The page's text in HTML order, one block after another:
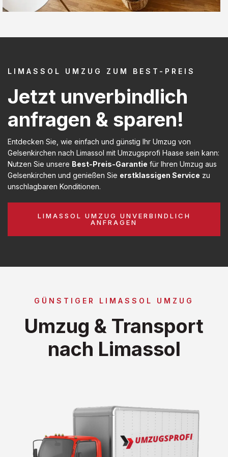
LIMASSOL UMZUG ZUM BEST-PREIS
Jetzt unverbindlich
anfragen & sparen!
Entdecken Sie, wie einfach und günstig Ihr Umzug von
Gelsenkirchen nach Limassol mit Umzugsprofi Haase sein kann:
Nutzen Sie unsere Best-Preis-Garantie für Ihren Umzug aus
Gelsenkirchen und genießen Sie erstklassigen Service zu
unschlagbaren Konditionen.
LIMASSOL UMZUG UNVERBINDLICH
ANFRAGEN
GÜNSTIGER LIMASSOL UMZUG
Umzug & Transport
nach Limassol